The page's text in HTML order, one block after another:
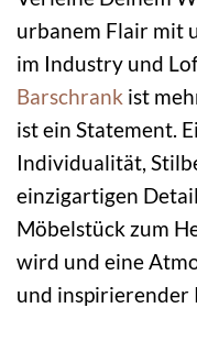
urbanem Flair mit
im Industry und
Barschrank ist
ist ein Statement.
Individualität,
einzigartigen
Möbelstück zum
wird und eine
und